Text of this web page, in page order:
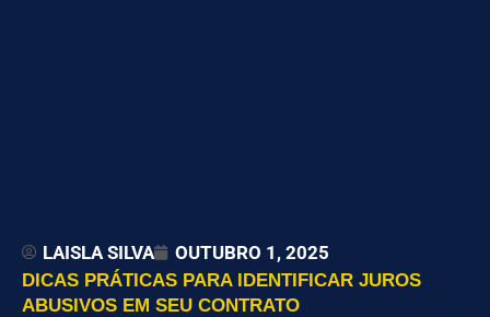
LAISLA SILVA OUTUBRO 1, 2025
DICAS PRÁTICAS PARA IDENTIFICAR JUROS
ABUSIVOS EM SEU CONTRATO